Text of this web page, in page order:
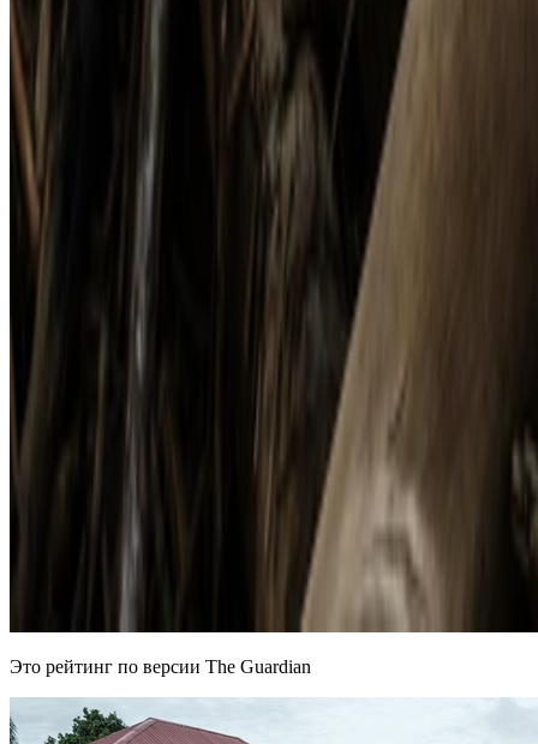
Это рейтинг по версии The Guardian